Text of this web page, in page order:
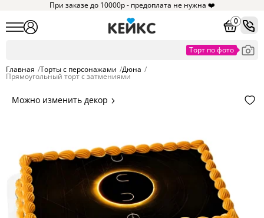
При заказе до 10000р - предоплата не нужна ❤️
0
Главная /Торты с персонажами /Дюна /
Прямоугольный торт с затмениями
Можно изменить декор